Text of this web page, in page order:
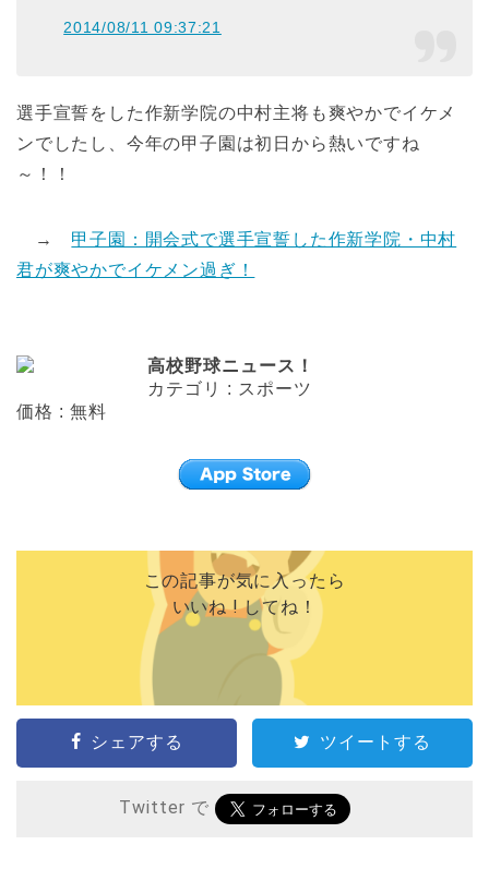
2014/08/11 09:37:21
選手宣誓をした作新学院の中村主将も爽やかでイケメ
ンでしたし、今年の甲子園は初日から熱いですね
～！！
→ 甲子園：開会式で選手宣誓した作新学院・中村
君が爽やかでイケメン過ぎ！
高校野球ニュース！
カテゴリ : スポーツ
価格 : 無料
この記事が気に入ったら
いいね ! してね！
シェアする ツイートする
Twitter で